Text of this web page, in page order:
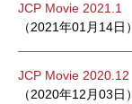
JCP Movie 2021.1
（2021年01月14日）
JCP Movie 2020.12
（2020年12月03日）